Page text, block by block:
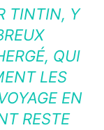
TINTIN, Y
QUI
LES
EN
RESTE